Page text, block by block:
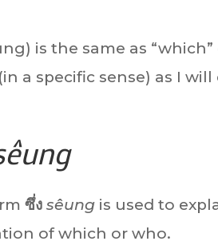
is the same as
a specific sense) as I will
ซึ่ง sêung is used to
of which or who.